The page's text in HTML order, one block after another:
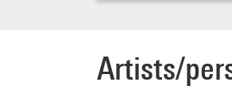
Artists/